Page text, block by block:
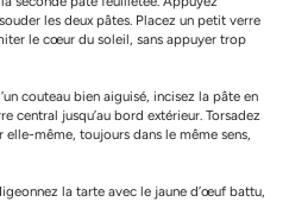
les deux pâtes. Placez un petit verre
le cœur du soleil, sans appuyer trop
couteau bien aiguisé, incisez la pâte en
central jusqu’au bord extérieur. Torsadez
même, toujours dans le même sens,
la tarte avec le jaune d’œuf battu,